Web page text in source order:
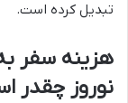
تبدیل کرده است.
هزینه سفر
نوروز چقدر